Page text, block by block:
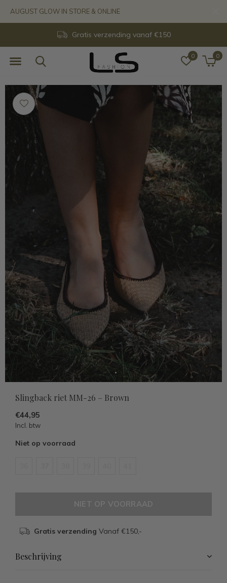
0 0
14 dagen retour
AUGUST GLOW IN STORE & ONLINE
Slingback riet MM-26 – Brown
€44,95
Incl. btw
Niet op voorraad
NIET OP VOORRAAD
Gratis verzending Vanaf €150,-
Beschrijving